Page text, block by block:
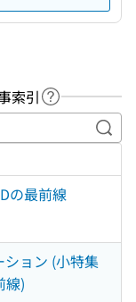
索引 ヘルプペー
キ
の最前線
ョン (小特集
線)